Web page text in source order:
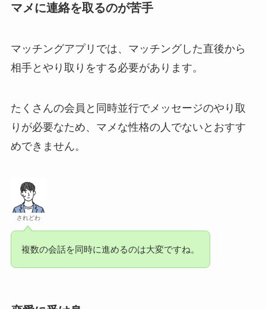
マメに連絡を取るのが苦手
マッチングアプリでは、マッチングした直後から
相手とやり取りをする必要があります。
たくさんの会員と同時並行でメッセージのやり取
りが必要なため、マメな性格の人でないとおすす
めできません。
されどわ
複数の会話を同時に進めるのは大変ですね。